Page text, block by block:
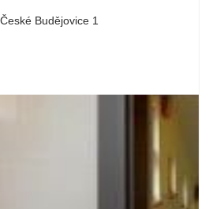
Budějovice 1